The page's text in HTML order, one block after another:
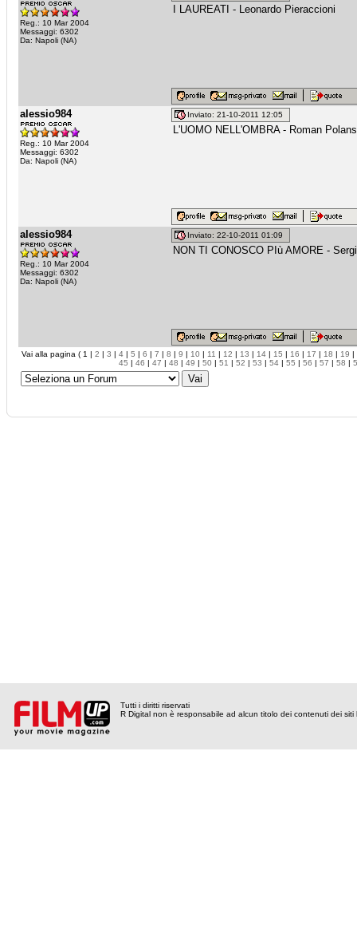
Reg.: 10 Mar 2004
Messaggi: 6302
Da: Napoli (NA)
I LAUREATI - Leonardo Pieraccioni
alessio984
Reg.: 10 Mar 2004
Messaggi: 6302
Da: Napoli (NA)
Inviato: 21-10-2011 12:05
L'UOMO NELL'OMBRA - Roman
alessio984
Reg.: 10 Mar 2004
Messaggi: 6302
Da: Napoli (NA)
Inviato: 22-10-2011 01:09
NON TI CONOSCO PIù AMORE -
Vai alla pagina ( 1 | 2 | 3 | 4 | 5 | 6 | 7 | 8 | 9 | 10 | 11 | 12 | 13 | 14 | 15 | 16 | 17 | 18 | 19 |
45 | 46 | 47 | 48 | 49 | 50 | 51 | 52 | 53 | 54 | 55 | 56 | 57 | 58 |
Tutti i diritti riservati
R Digital non è responsabile ad alcun titolo dei contenuti dei siti